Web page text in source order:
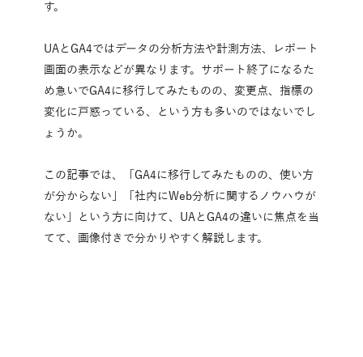
す。
UAとGA4ではデータの分析方法や計測方法、レポート
画面の表示などが異なります。サポート終了になるた
め急いでGA4に移行してみたものの、変更点、指標の
変化に戸惑っている、という方も多いのではないでし
ょうか。
この記事では、「GA4に移行してみたものの、使い方
が分からない」「社内にWeb分析に関するノウハウが
ない」という方に向けて、UAとGA4の違いに焦点を当
てて、画像付きで分かりやすく解説します。